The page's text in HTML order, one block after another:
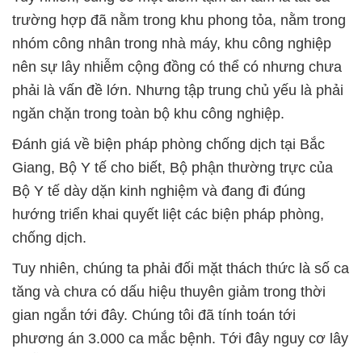
trường hợp đã nằm trong khu phong tỏa, nằm trong
nhóm công nhân trong nhà máy, khu công nghiệp
nên sự lây nhiễm cộng đồng có thể có nhưng chưa
phải là vấn đề lớn. Nhưng tập trung chủ yếu là phải
ngăn chặn trong toàn bộ khu công nghiệp.
Đánh giá về biện pháp phòng chống dịch tại Bắc
Giang, Bộ Y tế cho biết, Bộ phận thường trực của
Bộ Y tế dày dặn kinh nghiệm và đang đi đúng
hướng triển khai quyết liệt các biện pháp phòng,
chống dịch.
Tuy nhiên, chúng ta phải đối mặt thách thức là số ca
tăng và chưa có dấu hiệu thuyên giảm trong thời
gian ngắn tới đây. Chúng tôi đã tính toán tới
phương án 3.000 ca mắc bệnh. Tới đây nguy cơ lây